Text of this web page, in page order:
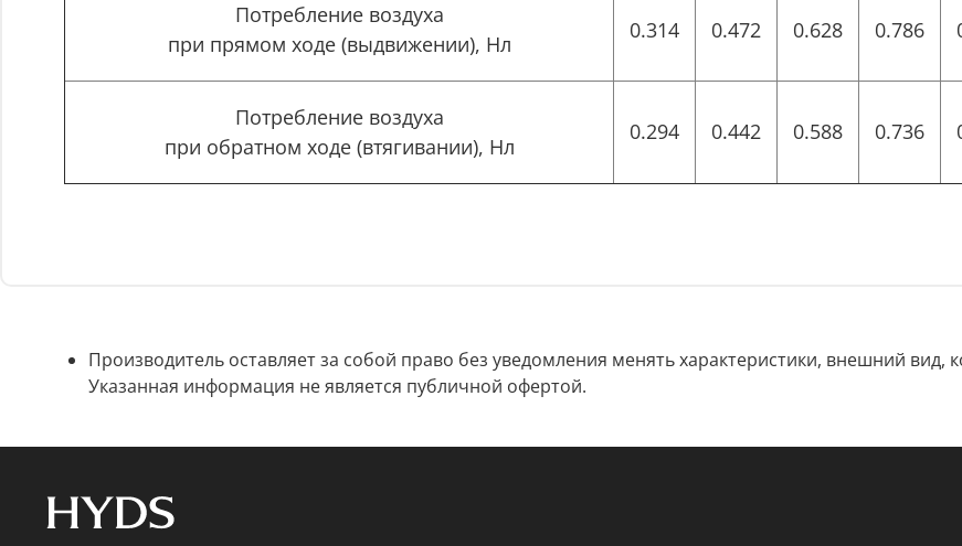
Потребление воздуха
при прямом ходе (выдвижении), Нл
0.314 0.472 0.628 0.786
Потребление воздуха
при обратном ходе (втягивании), Нл
0.294 0.442 0.588 0.736
Производитель оставляет за собой право без уведомления менять характеристики, внешний вид,
Указанная информация не является публичной офертой.